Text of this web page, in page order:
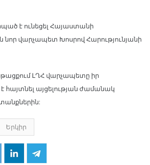
է ունեցել Հայաստանի
վարչապետ Խոսրով Հարությունյանի
ԼՂՀ վարչապետը իր
է հայտնել այցելության ժամանակ
Երկիր